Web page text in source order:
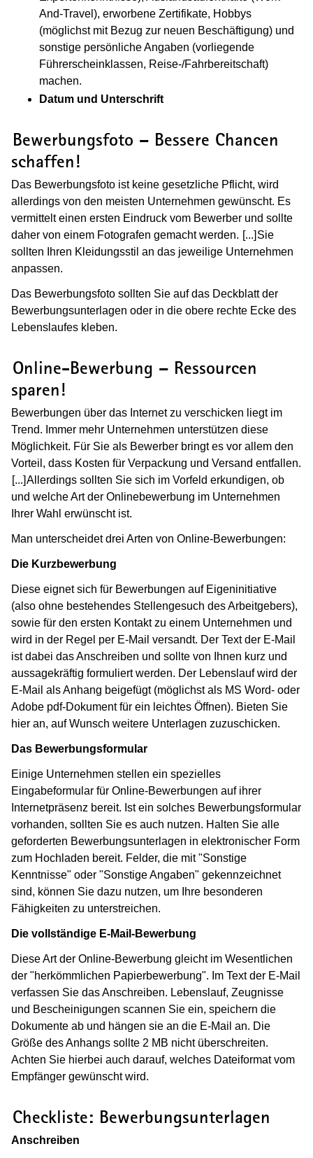
And-Travel), erworbene Zertifikate, Hobbys
(möglichst mit Bezug zur neuen Beschäftigung) und
sonstige persönliche Angaben (vorliegende
Führerscheinklassen, Reise-/Fahrbereitschaft)
machen.
Datum und Unterschrift
(Wird in einem neuen Fenster
Bewerbungsfoto – Bessere Chancen
schaffen!
Das Bewerbungsfoto ist keine gesetzliche Pflicht, wird
allerdings von den meisten Unternehmen gewünscht. Es
vermittelt einen ersten Eindruck vom Bewerber und sollte
daher von einem Fotografen gemacht werden. [...] (Wird in
Sie
sollten Ihren Kleidungsstil an das jeweilige Unternehmen
anpassen.
Das Bewerbungsfoto sollten Sie auf das Deckblatt der
Bewerbungsunterlagen oder in die obere rechte Ecke des
Lebenslaufes kleben.
(Wird in einem neuen Fenster
Online-Bewerbung – Ressourcen
sparen!
Bewerbungen über das Internet zu verschicken liegt im
Trend. Immer mehr Unternehmen unterstützen diese
Möglichkeit. Für Sie als Bewerber bringt es vor allem den
Vorteil, dass Kosten für Verpackung und Versand entfallen.
[...](Wird in einem neuen Fenster geöffnet)
Allerdings sollten Sie sich im Vorfeld erkundigen, ob
und welche Art der Onlinebewerbung im Unternehmen
Ihrer Wahl erwünscht ist.
Man unterscheidet drei Arten von Online-Bewerbungen:
Die Kurzbewerbung
Diese eignet sich für Bewerbungen auf Eigeninitiative
(also ohne bestehendes Stellengesuch des Arbeitgebers),
sowie für den ersten Kontakt zu einem Unternehmen und
wird in der Regel per E-Mail versandt. Der Text der E-Mail
ist dabei das Anschreiben und sollte von Ihnen kurz und
aussagekräftig formuliert werden. Der Lebenslauf wird der
E-Mail als Anhang beigefügt (möglichst als MS Word- oder
Adobe pdf-Dokument für ein leichtes Öffnen). Bieten Sie
hier an, auf Wunsch weitere Unterlagen zuzuschicken.
Das Bewerbungsformular
Einige Unternehmen stellen ein spezielles
Eingabeformular für Online-Bewerbungen auf ihrer
Internetpräsenz bereit. Ist ein solches Bewerbungsformular
vorhanden, sollten Sie es auch nutzen. Halten Sie alle
geforderten Bewerbungsunterlagen in elektronischer Form
zum Hochladen bereit. Felder, die mit "Sonstige
Kenntnisse" oder "Sonstige Angaben" gekennzeichnet
sind, können Sie dazu nutzen, um Ihre besonderen
Fähigkeiten zu unterstreichen.
Die vollständige E-Mail-Bewerbung
Diese Art der Online-Bewerbung gleicht im Wesentlichen
der "herkömmlichen Papierbewerbung". Im Text der E-Mail
verfassen Sie das Anschreiben. Lebenslauf, Zeugnisse
und Bescheinigungen scannen Sie ein, speichern die
Dokumente ab und hängen sie an die E-Mail an. Die
Größe des Anhangs sollte 2 MB nicht überschreiten.
Achten Sie hierbei auch darauf, welches Dateiformat vom
Empfänger gewünscht wird.
(Wird in einem neuen Fenster
Checkliste: Bewerbungsunterlagen
Anschreiben